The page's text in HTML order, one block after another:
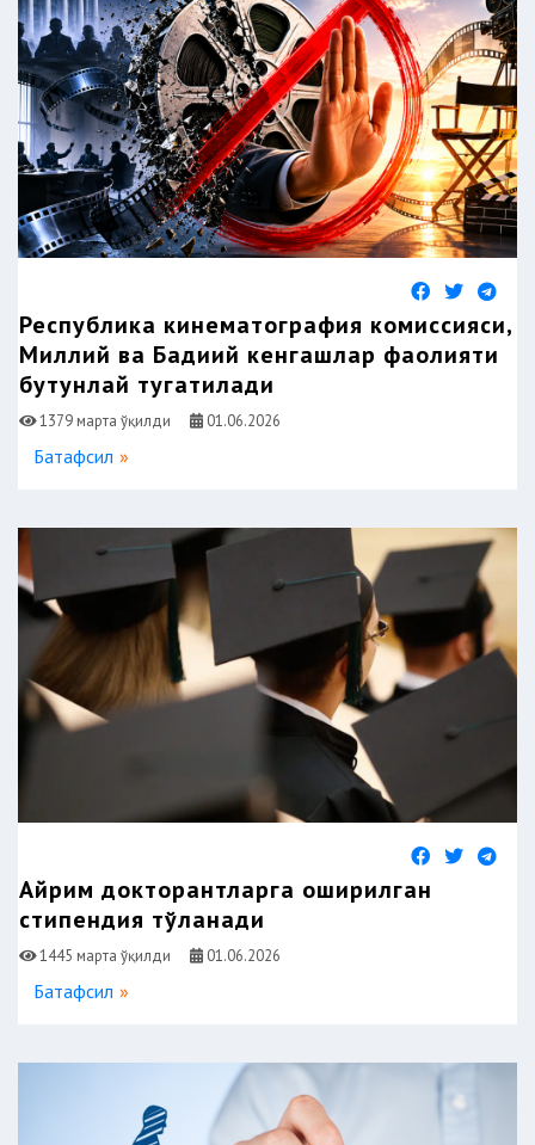
Республика кинематография комиссияси,
Миллий ва Бадиий кенгашлар фаолияти
бутунлай тугатилади
1379 марта ўқилди 01.06.2026
Батафсил
Айрим докторантларга оширилган
стипендия тўланади
1445 марта ўқилди 01.06.2026
Батафсил